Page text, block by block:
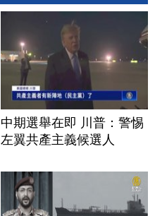
中期選舉在即 川普：警惕
左翼共產主義候選人